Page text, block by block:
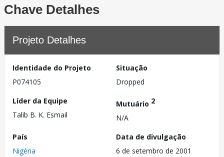
Chave Detalhes
Projeto Detalhes
Identidade do Projeto
P074105
Situação
Dropped
Líder da Equipe
Talib B. K. Esmail
Mutuário 2
N/A
País
Nigéria
Data de divulgação
6 de setembro de 2001